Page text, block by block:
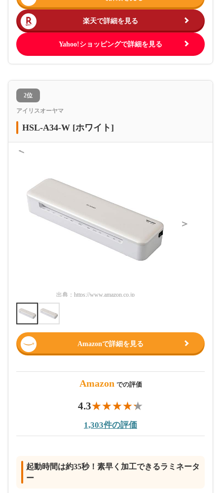
楽天で詳細を見る
Yahoo!ショッピングで詳細を見る
2位
アイリスオーヤマ
HSL-A34-W [ホワイト]
＜
出典： https://www.amazon.co.jp
＞
Amazonで詳細を見る
Amazon での評価
4.3
1,303件の評価
起動時間は約35秒！素早く加工できるラミネータ
ー